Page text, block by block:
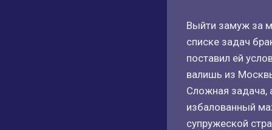
Выйти замуж за
списке задач
поставил ей
валишь из
Сложная задача,
избалованный
супружеской